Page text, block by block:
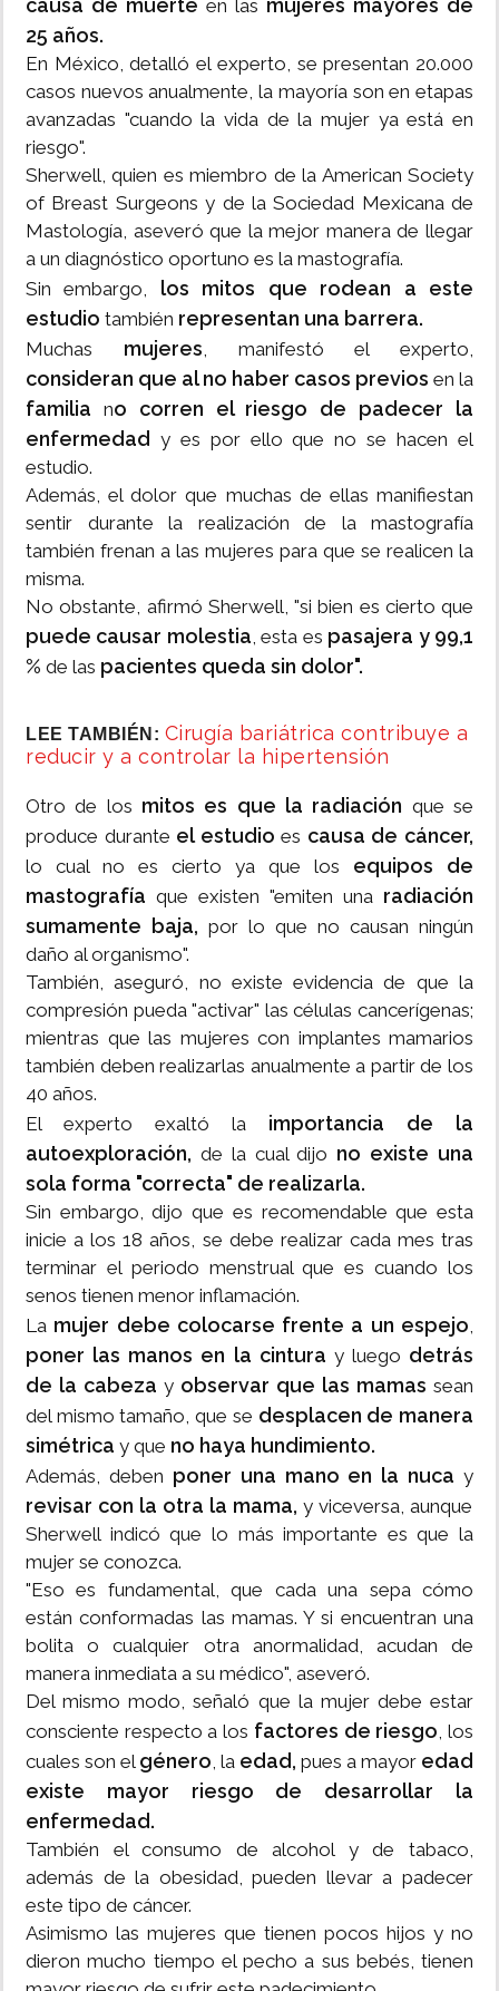
causa de muerte en las mujeres mayores de
25 años.
En México, detalló el experto, se presentan 20.000
casos nuevos anualmente, la mayoría son en etapas
avanzadas "cuando la vida de la mujer ya está en
riesgo".
Sherwell, quien es miembro de la American Society
of Breast Surgeons y de la Sociedad Mexicana de
Mastología, aseveró que la mejor manera de llegar
a un diagnóstico oportuno es la mastografía.
Sin embargo, los mitos que rodean a este
estudio también representan una barrera.
Muchas mujeres, manifestó el experto,
consideran que al no haber casos previos en la
familia no corren el riesgo de padecer la
enfermedad y es por ello que no se hacen el
estudio.
Además, el dolor que muchas de ellas manifiestan
sentir durante la realización de la mastografía
también frenan a las mujeres para que se realicen la
misma.
No obstante, afirmó Sherwell, "si bien es cierto que
puede causar molestia, esta es pasajera y 99,1
% de las pacientes queda sin dolor".
LEE TAMBIÉN: Cirugía bariátrica contribuye a
reducir y a controlar la hipertensión
Otro de los mitos es que la radiación que se
produce durante el estudio es causa de cáncer,
lo cual no es cierto ya que los equipos de
mastografía que existen "emiten una radiación
sumamente baja, por lo que no causan ningún
daño al organismo".
También, aseguró, no existe evidencia de que la
compresión pueda "activar" las células cancerígenas;
mientras que las mujeres con implantes mamarios
también deben realizarlas anualmente a partir de los
40 años.
El experto exaltó la importancia de la
autoexploración, de la cual dijo no existe una
sola forma "correcta" de realizarla.
Sin embargo, dijo que es recomendable que esta
inicie a los 18 años, se debe realizar cada mes tras
terminar el periodo menstrual que es cuando los
senos tienen menor inflamación.
La mujer debe colocarse frente a un espejo,
poner las manos en la cintura y luego detrás
de la cabeza y observar que las mamas sean
del mismo tamaño, que se desplacen de manera
simétrica y que no haya hundimiento.
Además, deben poner una mano en la nuca y
revisar con la otra la mama, y viceversa, aunque
Sherwell indicó que lo más importante es que la
mujer se conozca.
"Eso es fundamental, que cada una sepa cómo
están conformadas las mamas. Y si encuentran una
bolita o cualquier otra anormalidad, acudan de
manera inmediata a su médico", aseveró.
Del mismo modo, señaló que la mujer debe estar
consciente respecto a los factores de riesgo, los
cuales son el género, la edad, pues a mayor edad
existe mayor riesgo de desarrollar la
enfermedad.
También el consumo de alcohol y de tabaco,
además de la obesidad, pueden llevar a padecer
este tipo de cáncer.
Asimismo las mujeres que tienen pocos hijos y no
dieron mucho tiempo el pecho a sus bebés, tienen